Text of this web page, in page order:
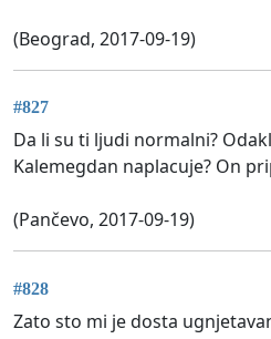
(Beograd, 2017-09-19)
#827
Da li su ti ljudi normalni?
Kalemegdan naplacuje? On
(Pančevo, 2017-09-19)
#828
Zato sto mi je dosta